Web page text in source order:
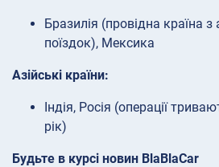
Бразилія (провідна країна з
поїздок), Мексика
Азійські країни:
Індія, Росія (операції
рік)
Будьте в курсі новин BlaBlaCar